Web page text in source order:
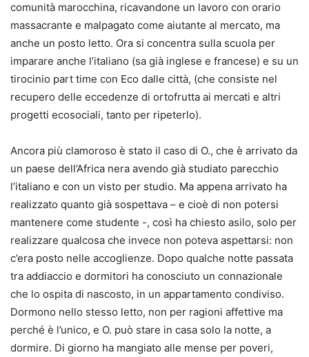
comunità marocchina, ricavandone un lavoro con orario
massacrante e malpagato come aiutante al mercato, ma
anche un posto letto. Ora si concentra sulla scuola per
imparare anche l’italiano (sa già inglese e francese) e su un
tirocinio part time con Eco dalle città, (che consiste nel
recupero delle eccedenze di ortofrutta ai mercati e altri
progetti ecosociali, tanto per ripeterlo).
Ancora più clamoroso è stato il caso di O., che è arrivato da
un paese dell’Africa nera avendo già studiato parecchio
l’italiano e con un visto per studio. Ma appena arrivato ha
realizzato quanto già sospettava – e cioè di non potersi
mantenere come studente -, così ha chiesto asilo, solo per
realizzare qualcosa che invece non poteva aspettarsi: non
c’era posto nelle accoglienze. Dopo qualche notte passata
tra addiaccio e dormitori ha conosciuto un connazionale
che lo ospita di nascosto, in un appartamento condiviso.
Dormono nello stesso letto, non per ragioni affettive ma
perché è l’unico, e O. può stare in casa solo la notte, a
dormire. Di giorno ha mangiato alle mense per poveri,